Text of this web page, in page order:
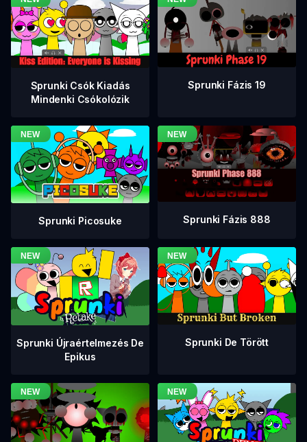
Sprunki Csók Kiadás
Mindenki Csókolózik
Sprunki Fázis 19
Sprunki Picosuke Sprunki Fázis 888
Sprunki Újraértelmezés De
Epikus
Sprunki De Törött